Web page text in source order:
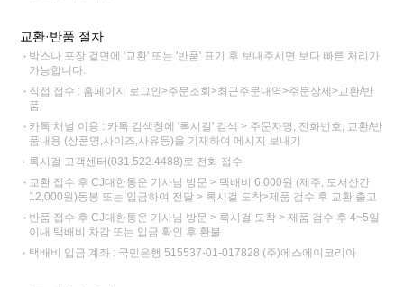
교환·반품 절차
박스나 포장 겉면에 '교환' 또는 '반품' 표기 후 보내주시면 보다 빠른 처리가
가능합니다.
직접 접수 : 홈페이지 로그인>주문조회>최근주문내역>주문상세>교환/반
품
카톡 채널 이용 : 카톡 검색창에 '록시걸' 검색 > 주문자명, 전화번호, 교환/반
품내용 (상품명,사이즈,사유등)을 기재하여 메시지 보내기
록시걸 고객센터(031.522.4488)로 전화 접수
교환 접수 후 CJ대한통운 기사님 방문 > 택배비 6,000원 (제주, 도서산간
12,000원)동봉 또는 입금하여 전달 > 록시걸 도착>제품 검수 후 교환 출고
반품 접수 후 CJ대한통운 기사님 방문 > 록시걸 도착 > 제품 검수 후 4~5일
이내 택배비 차감 또는 입금 확인 후 환불
택배비 입금 계좌 : 국민은행 515537-01-017828 (주)에스에이코리아